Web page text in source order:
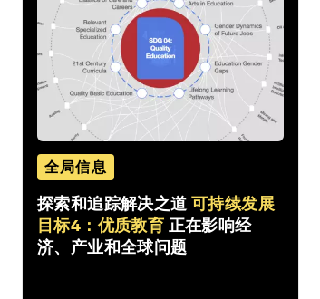
全局信息
探索和追踪解决之道 可持续发展
目标4：优质教育 正在影响经
济、产业和全球问题